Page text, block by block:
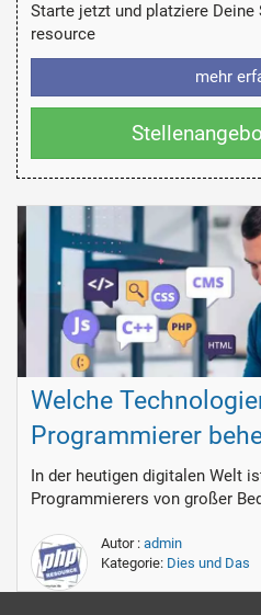
Starte jetzt und platziere Deine
resource
mehr
Welche
Programmierer
In der heutigen digitalen Welt
Programmierers von großer
Autor : admin
Kategorie: Dies und Das